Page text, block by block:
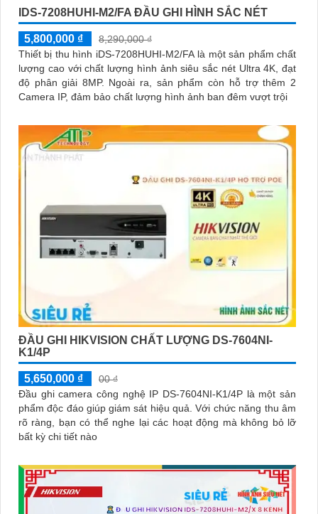
IDS-7208HUHI-M2/FA ĐẦU GHI HÌNH SẮC NÉT
5,800,000 ₫
8,290,000 ₫
Thiết bị thu hình iDS-7208HUHI-M2/FA là một sản phẩm chất
lượng cao với chất lượng hình ảnh siêu sắc nét Ultra 4K, đạt
độ phân giải 8MP. Ngoài ra, sản phẩm còn hỗ trợ thêm 2
Camera IP, đảm bảo chất lượng hình ảnh ban đêm vượt trội
ĐẦU GHI HIKVISION CHẤT LƯỢNG DS-7604NI-
K1/4P
5,650,000 ₫
00 ₫
Đầu ghi camera công nghệ IP DS-7604NI-K1/4P là một sản
phẩm độc đáo giúp giám sát hiệu quả. Với chức năng thu âm
rõ ràng, bạn có thể nghe lại các hoạt động mà không bỏ lỡ
bất kỳ chi tiết nào